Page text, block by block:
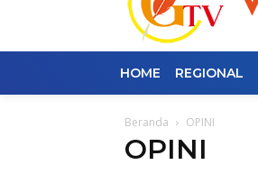
HOME REGIONAL
Beranda OPINI
OPINI